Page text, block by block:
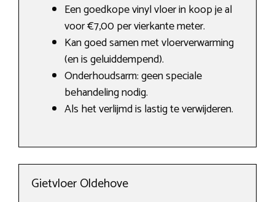
Een goedkope vinyl vloer in koop je al
voor €7,00 per vierkante meter.
Kan goed samen met vloerverwarming
(en is geluiddempend).
Onderhoudsarm: geen speciale
behandeling nodig.
Als het verlijmd is lastig te verwijderen.
Gietvloer Oldehove